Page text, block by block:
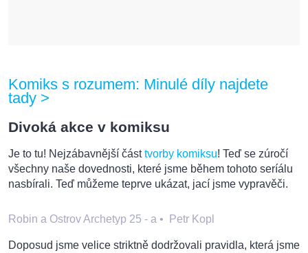
Komiks s rozumem: Minulé díly najdete
tady >
Divoká akce v komiksu
Je to tu! Nejzábavnější částtvorby komiksu! Teď se zúročí
všechny naše dovednosti, které jsme během tohoto seríálu
nasbírali. Teď můžeme teprve ukázat, jací jsme vypravěči.
Robin a Ostrov Archetyp 25 - a • Petr Kopl
Doposud jsme velice striktně dodržovali pravidla, která jsme